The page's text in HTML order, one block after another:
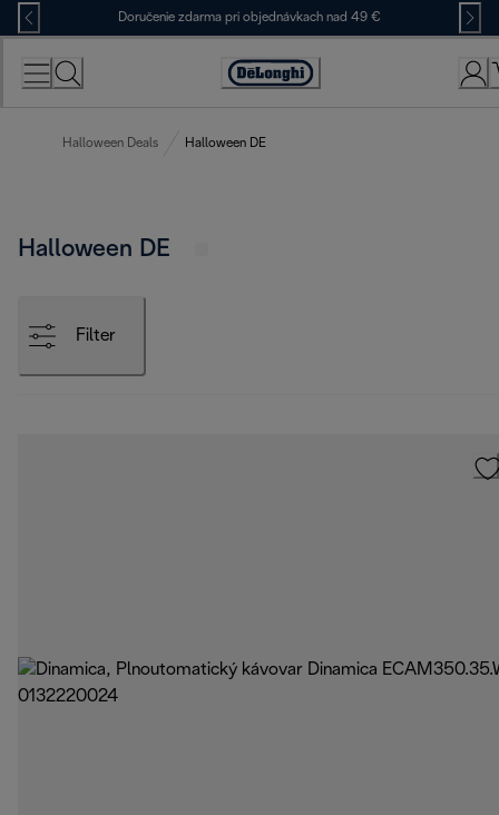
Skip
to
Content
Doručenie zdarma pri objednávkach nad 49 €
Accessibility
Halloween Deals Halloween DE
Halloween DE
Filter